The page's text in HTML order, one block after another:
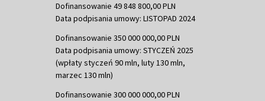
Dofinansowanie 49 848 800,00 PLN
Data podpisania umowy: LISTOPAD 2024
Dofinansowanie 350 000 000,00 PLN
Data podpisania umowy: STYCZEŃ 2025
(wpłaty styczeń 90 mln, luty 130 mln,
marzec 130 mln)
Dofinansowanie 300 000 000,00 PLN